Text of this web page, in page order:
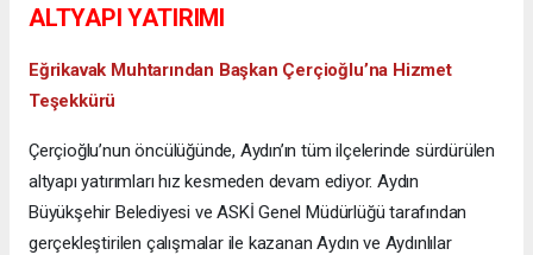
ALTYAPI YATIRIMI
Eğrikavak Muhtarından Başkan Çerçioğlu’na Hizmet
Teşekkürü
Çerçioğlu’nun öncülüğünde, Aydın’ın tüm ilçelerinde sürdürülen
altyapı yatırımları hız kesmeden devam ediyor. Aydın
Büyükşehir Belediyesi ve ASKİ Genel Müdürlüğü tarafından
gerçekleştirilen çalışmalar ile kazanan Aydın ve Aydınlılar